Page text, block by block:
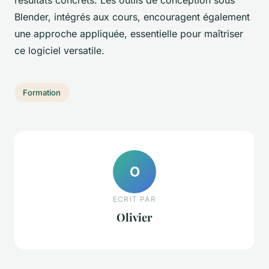
Blender, intégrés aux cours, encouragent également
une approche appliquée, essentielle pour maîtriser
ce logiciel versatile.
Formation
O
ECRIT PAR
Olivier